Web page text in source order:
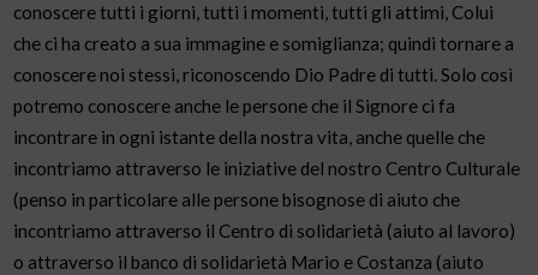
conoscere tutti i giorni, tutti i momenti, tutti gli attimi, Colui
che ci ha creato a sua immagine e somiglianza; quindi tornare a
conoscere noi stessi, riconoscendo Dio Padre di tutti. Solo così
potremo conoscere anche le persone che il Signore ci fa
incontrare in ogni istante della nostra vita, anche quelle che
incontriamo attraverso le iniziative del nostro Centro Culturale
(penso in particolare alle persone bisognose di aiuto che
incontriamo attraverso il Centro di solidarietà (aiuto al lavoro)
o attraverso il banco di solidarietà Mario e Costanza (aiuto